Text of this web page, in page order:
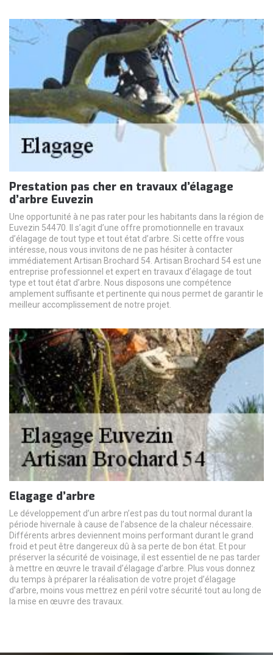
Prestation pas cher en travaux d’élagage
d’arbre Euvezin
Une opportunité à ne pas rater pour les habitants dans la région de
Euvezin 54470. Il s’agit d’une offre promotionnelle en travaux
d’élagage de tout type et tout état d’arbre. Si cette offre vous
intéresse, nous vous invitons de ne pas hésiter à contacter
immédiatement Artisan Brochard 54. Artisan Brochard 54 est une
entreprise professionnel et expert en travaux d’élagage de tout
type et tout état d’arbre. Nous disposons une compétence
amplement suffisante et pertinente qui nous permet de garantir le
meilleur accomplissement de notre projet.
Elagage d’arbre
Le développement d’un arbre n’est pas du tout normal durant la
période hivernale à cause de l’absence de la chaleur nécessaire.
Différents arbres deviennent moins performant durant le grand
froid et peut être dangereux dû à sa perte de bon état. Et pour
préserver la sécurité de voisinage, il est essentiel de ne pas tarder
à mettre en œuvre le travail d’élagage d’arbre. Plus vous donnez
du temps à préparer la réalisation de votre projet d’élagage
d’arbre, moins vous mettrez en péril votre sécurité tout au long de
la mise en œuvre des travaux.